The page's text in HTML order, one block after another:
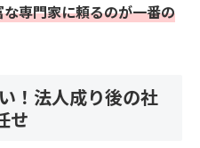
専門家に頼るのが一番の
！法人成り後の社
せ